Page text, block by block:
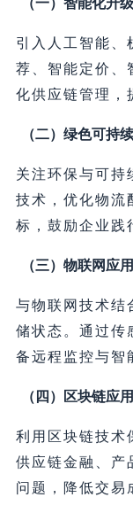
（一）智能化升级
引入人工智能、
荐、智能定价、
化供应链管理，
（二）绿色可持
关注环保与可持
技术，优化物流
标，鼓励企业践
（三）物联网应用
与物联网技术结
储状态。通过传
备远程监控与智
（四）区块链应
利用区块链技术
供应链金融、产
问题，降低交易